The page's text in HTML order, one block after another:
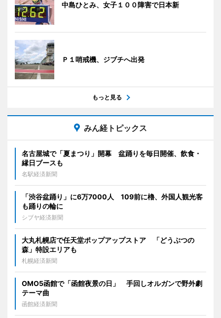
中島ひとみ、女子１００障害で日本新
Ｐ１哨戒機、ジブチへ出発
もっと見る
みん経トピックス
名古屋城で「夏まつり」開幕 盆踊りを毎日開催、飲食・
縁日ブースも
名駅経済新聞
「渋谷盆踊り」に6万7000人 109前に櫓、外国人観光客
も踊りの輪に
シブヤ経済新聞
大丸札幌店で任天堂ポップアップストア 「どうぶつの
森」特設エリアも
札幌経済新聞
OMO5函館で「函館夜景の日」 手回しオルガンで野外劇
テーマ曲
函館経済新聞